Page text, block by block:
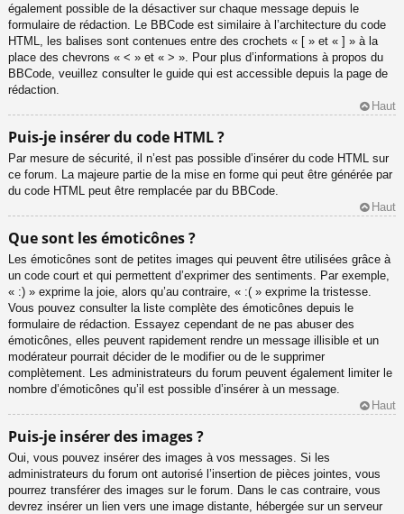
également possible de la désactiver sur chaque message depuis le
formulaire de rédaction. Le BBCode est similaire à l’architecture du code
HTML, les balises sont contenues entre des crochets « [ » et « ] » à la
place des chevrons « < » et « > ». Pour plus d’informations à propos du
BBCode, veuillez consulter le guide qui est accessible depuis la page de
rédaction.
Haut
Puis-je insérer du code HTML ?
Par mesure de sécurité, il n’est pas possible d’insérer du code HTML sur
ce forum. La majeure partie de la mise en forme qui peut être générée par
du code HTML peut être remplacée par du BBCode.
Haut
Que sont les émoticônes ?
Les émoticônes sont de petites images qui peuvent être utilisées grâce à
un code court et qui permettent d’exprimer des sentiments. Par exemple,
« :) » exprime la joie, alors qu’au contraire, « :( » exprime la tristesse.
Vous pouvez consulter la liste complète des émoticônes depuis le
formulaire de rédaction. Essayez cependant de ne pas abuser des
émoticônes, elles peuvent rapidement rendre un message illisible et un
modérateur pourrait décider de le modifier ou de le supprimer
complètement. Les administrateurs du forum peuvent également limiter le
nombre d’émoticônes qu’il est possible d’insérer à un message.
Haut
Puis-je insérer des images ?
Oui, vous pouvez insérer des images à vos messages. Si les
administrateurs du forum ont autorisé l’insertion de pièces jointes, vous
pourrez transférer des images sur le forum. Dans le cas contraire, vous
devrez insérer un lien vers une image distante, hébergée sur un serveur